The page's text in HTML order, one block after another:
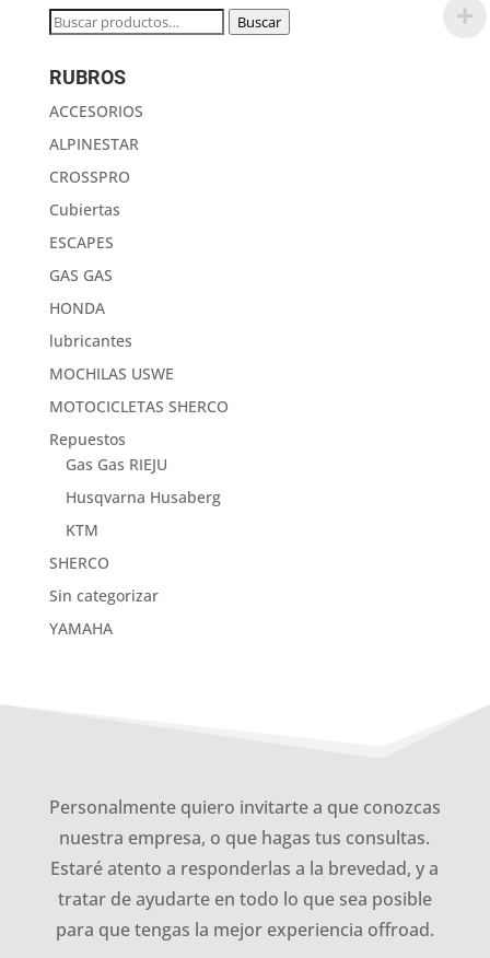
Buscar
Buscar
RUBROS
ACCESORIOS
ALPINESTAR
CROSSPRO
Cubiertas
ESCAPES
GAS GAS
HONDA
lubricantes
MOCHILAS USWE
MOTOCICLETAS SHERCO
Repuestos
Gas Gas RIEJU
Husqvarna Husaberg
KTM
SHERCO
Sin categorizar
YAMAHA
Personalmente quiero invitarte a que conozcas
nuestra empresa, o que hagas tus consultas.
Estaré atento a responderlas a la brevedad, y a
tratar de ayudarte en todo lo que sea posible
para que tengas la mejor experiencia offroad.